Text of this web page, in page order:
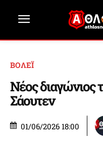
ΒΟΛΕΪ
Νέος διαγώνιος
Σάουτεν
01/06/2026 18:00